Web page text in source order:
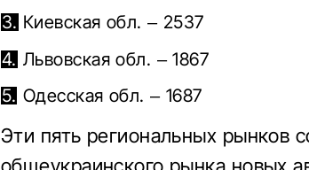
Киевская обл. – 2537
Львовская обл. – 1867
Одесская обл. – 1687
Эти пять региональных рынков
общеукраинского рынка новых